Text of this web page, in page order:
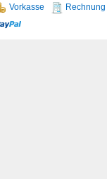
Vorkasse Rechnung